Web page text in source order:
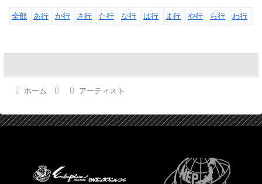
全部 あ行 か行 さ行 た行 な行 は行 ま行 や行 ら行 わ行
ホーム アーティスト